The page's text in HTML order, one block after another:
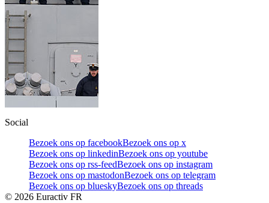
Social
Bezoek ons op facebookBezoek ons op x
Bezoek ons op linkedinBezoek ons op youtube
Bezoek ons op rss-feedBezoek ons op instagram
Bezoek ons op mastodonBezoek ons op telegram
Bezoek ons op blueskyBezoek ons op threads
© 2026 Euractiv FR